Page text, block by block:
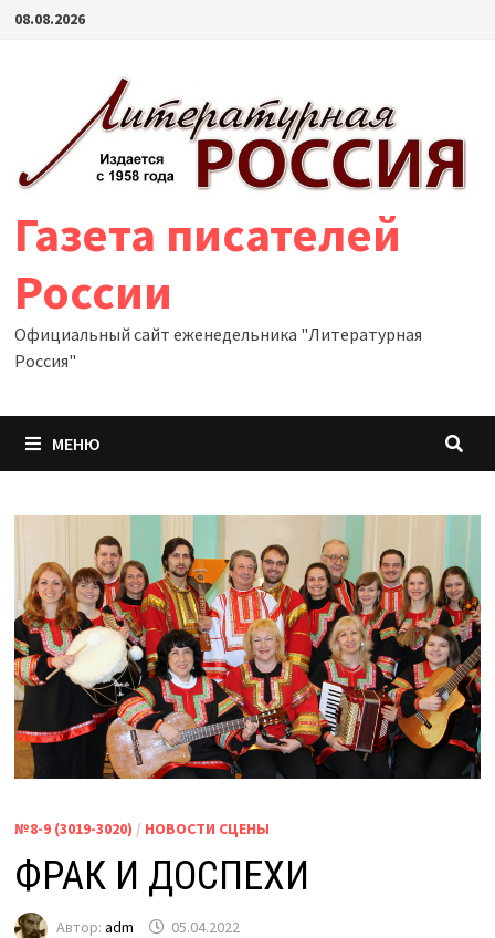
Перейти
08.08.2026
Газета писателей
России
Официальный сайт еженедельника "Литературная
Россия"
МЕНЮ
№8-9 (3019-3020) / НОВОСТИ СЦЕНЫ
ФРАК И ДОСПЕХИ
Автор: adm 05.04.2022